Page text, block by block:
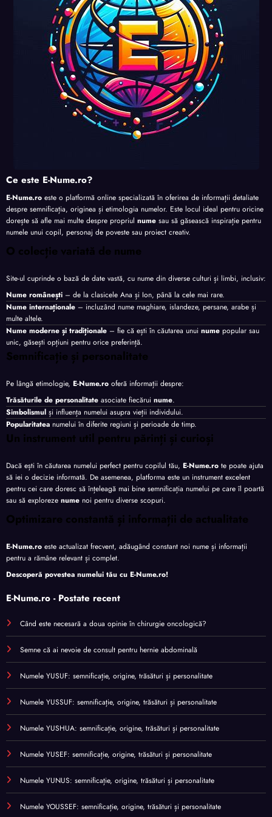
te
te
Ce este E-Nume.ro?
E-Nume.ro este o platformă online specializată în oferirea de informații detaliate
despre semnificația, originea și etimologia numelor. Este locul ideal pentru oricine
dorește să afle mai multe despre propriul nume sau să găsească inspirație pentru
numele unui copil, personaj de poveste sau proiect creativ.
O colecție variată de nume
Site-ul cuprinde o bază de date vastă, cu nume din diverse culturi și limbi, inclusiv:
Nume românești – de la clasicele Ana și Ion, până la cele mai rare.
Nume internaționale – incluzând nume maghiare, islandeze, persane, arabe și
multe altele.
Nume moderne și tradiționale – fie că ești în căutarea unui nume popular sau
unic, găsești opțiuni pentru orice preferință.
Semnificație și personalitate
Pe lângă etimologie, E-Nume.ro oferă informații despre:
Trăsăturile de personalitate asociate fiecărui nume.
Simbolismul și influența numelui asupra vieții individului.
Popularitatea numelui în diferite regiuni și perioade de timp.
Un instrument util pentru părinți și curioși
Dacă ești în căutarea numelui perfect pentru copilul tău, E-Nume.ro te poate ajuta
să iei o decizie informată. De asemenea, platforma este un instrument excelent
pentru cei care doresc să înțeleagă mai bine semnificația numelui pe care îl poartă
sau să exploreze nume noi pentru diverse scopuri.
Optimizare constantă și informații de actualitate
E-Nume.ro este actualizat frecvent, adăugând constant noi nume și informații
pentru a rămâne relevant și complet.
Descoperă povestea numelui tău cu E-Nume.ro!
E-Nume.ro - Postate recent
Când este necesară a doua opinie în chirurgie oncologică?
Semne că ai nevoie de consult pentru hernie abdominală
Numele YUSUF: semnificație, origine, trăsături și personalitate
Numele YUSSUF: semnificație, origine, trăsături și personalitate
Numele YUSHUA: semnificație, origine, trăsături și personalitate
Numele YUSEF: semnificație, origine, trăsături și personalitate
Numele YUNUS: semnificație, origine, trăsături și personalitate
Numele YOUSSEF: semnificație, origine, trăsături și personalitate